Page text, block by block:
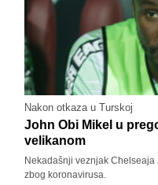
Nakon otkaza u Turskoj
John Obi Mikel u
velikanom
Nekadašnji veznjak
zbog koronavirusa.